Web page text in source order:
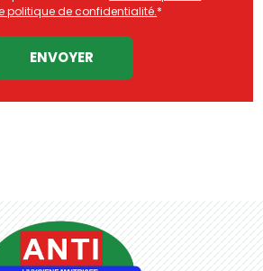
politique de confidentialité.*